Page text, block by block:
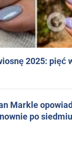
2025: pięć
Markle
po